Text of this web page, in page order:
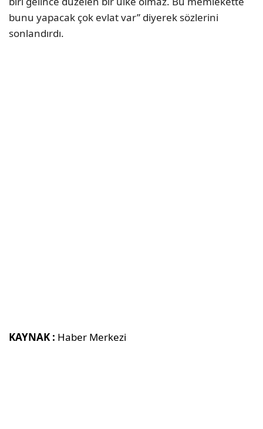
bunu yapacak çok evlat var” diyerek sözlerini
sonlandırdı.
KAYNAK : Haber Merkezi